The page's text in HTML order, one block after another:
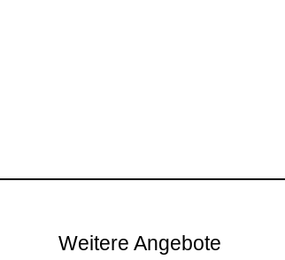
Weitere Angebote